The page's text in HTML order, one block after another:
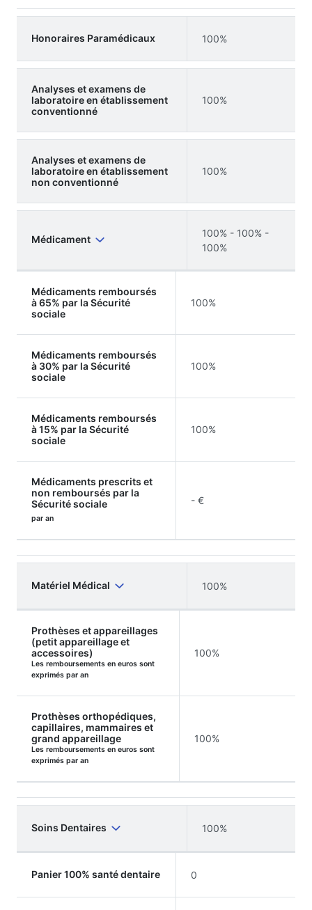
Honoraires Paramédicaux 100%
Analyses et examens de
laboratoire en établissement
conventionné
100%
Analyses et examens de
laboratoire en établissement
non conventionné
100%
Médicament
100% - 100% -
100%
Médicaments remboursés
à 65% par la Sécurité
sociale
100%
Médicaments remboursés
à 30% par la Sécurité
sociale
100%
Médicaments remboursés
à 15% par la Sécurité
sociale
100%
Médicaments prescrits et
non remboursés par la
Sécurité sociale
par an
- €
Matériel Médical 100%
Prothèses et appareillages
(petit appareillage et
accessoires)
Les remboursements en euros sont
exprimés par an
100%
Prothèses orthopédiques,
capillaires, mammaires et
grand appareillage
Les remboursements en euros sont
exprimés par an
100%
Soins Dentaires 100%
Panier 100% santé dentaire 0